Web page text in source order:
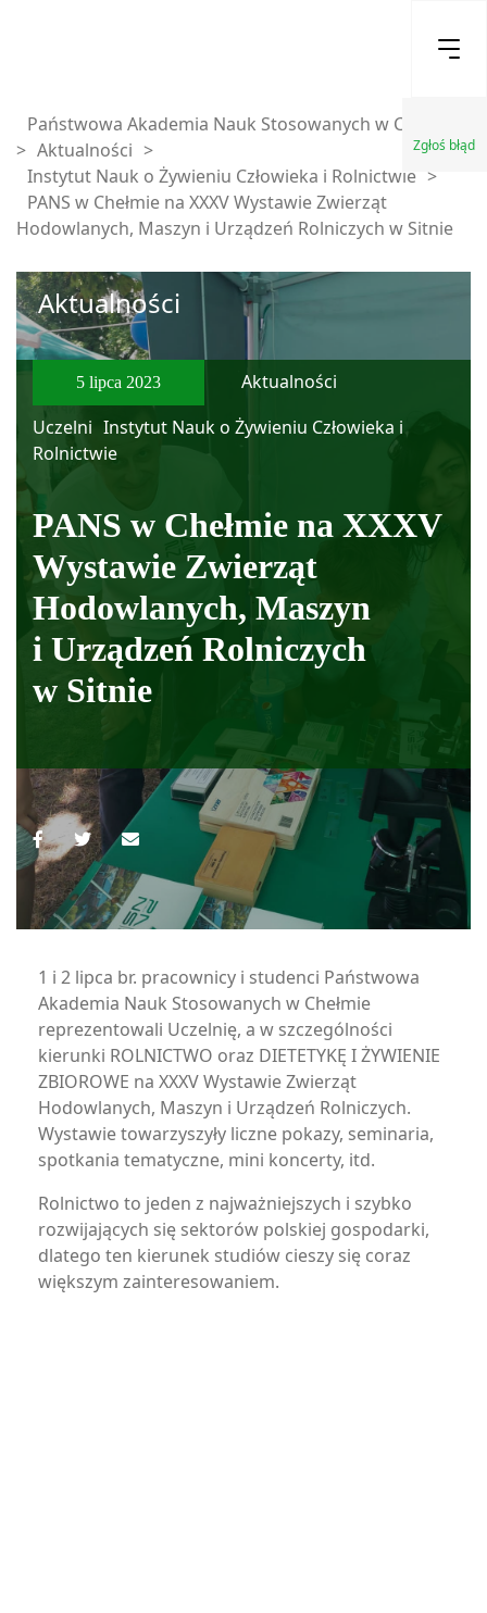
Zgłoś błąd
Państwowa Akademia Nauk Stosowanych w Chełmie
> Aktualności >
Instytut Nauk o Żywieniu Człowieka i Rolnictwie >
PANS w Chełmie na XXXV Wystawie Zwierząt
Hodowlanych, Maszyn i Urządzeń Rolniczych w Sitnie
Aktualności
5 lipca 2023
Aktualności
Uczelni Instytut Nauk o Żywieniu Człowieka i
Rolnictwie
PANS w Chełmie na XXXV
Wystawie Zwierząt
Hodowlanych, Maszyn
i Urządzeń Rolniczych
w Sitnie
1 i 2 lipca br. pracownicy i studenci Państwowa
Akademia Nauk Stosowanych w Chełmie
reprezentowali Uczelnię, a w szczególności
kierunki ROLNICTWO oraz DIETETYKĘ I ŻYWIENIE
ZBIOROWE na XXXV Wystawie Zwierząt
Hodowlanych, Maszyn i Urządzeń Rolniczych.
Wystawie towarzyszyły liczne pokazy, seminaria,
spotkania tematyczne, mini koncerty, itd.
Rolnictwo to jeden z najważniejszych i szybko
rozwijających się sektorów polskiej gospodarki,
dlatego ten kierunek studiów cieszy się coraz
większym zainteresowaniem.